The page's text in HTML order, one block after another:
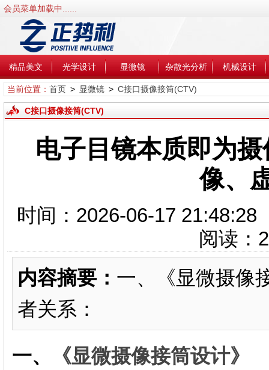
会员菜单加载中......
精品美文 光学设计 显微镜 杂散光分析 机械设计
当前位置： 首页> 显微镜> C接口摄像接筒(CTV)
C接口摄像接筒(CTV)
电子目镜本质即为
像、
时间：2026-06-17
阅读：
内容摘要： 一、《显微摄像
者关系：
一、
《显微摄像接筒设计》